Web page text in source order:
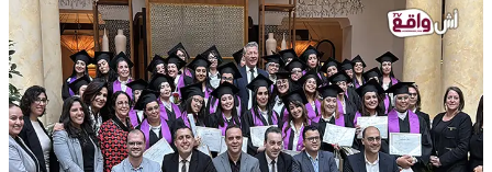
23:18 ترسيخا لثقافة ترشيد الموارد المائية.. اختتام فعاليات النسخة الثانية
من “القرية الذكية للماء” بمركز الاصطياف ببوزنيقة
17:36 من الراب والراي إلى العيطة والأغنية الأمازيغية.. مهرجان الناظور
المتوسطي يحتفي بتنوع الموسيقى المغربية